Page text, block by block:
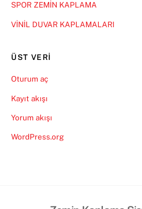
SPOR ZEMİN KAPLAMA
VİNİL DUVAR KAPLAMALARI
ÜST VERI
Oturum aç
Kayıt akışı
Yorum akışı
WordPress.org